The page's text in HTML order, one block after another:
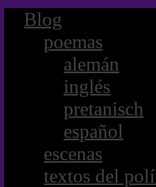
Blog
poemas
alemán
inglés
pretanisch
español
escenas
textos del